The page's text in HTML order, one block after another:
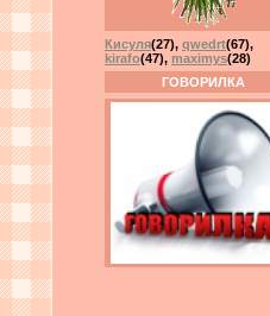
Кисуля(27), qwedrt(67),
kirafo(47), maximys(28)
ГОВОРИЛКА